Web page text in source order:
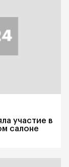
участие в
салоне